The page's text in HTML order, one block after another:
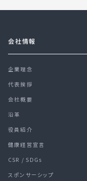
会社情報
企業理念
代表挨拶
会社概要
沿革
役員紹介
健康経営宣言
CSR / SDGs
スポンサーシップ